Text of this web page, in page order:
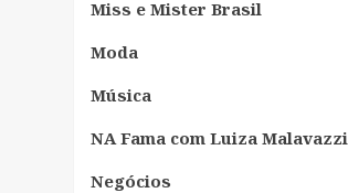
Miss e Mister Brasil
Moda
Música
NA Fama com Luiza Malavazzi
Negócios